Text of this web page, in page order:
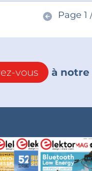
Page 1
vous à notre